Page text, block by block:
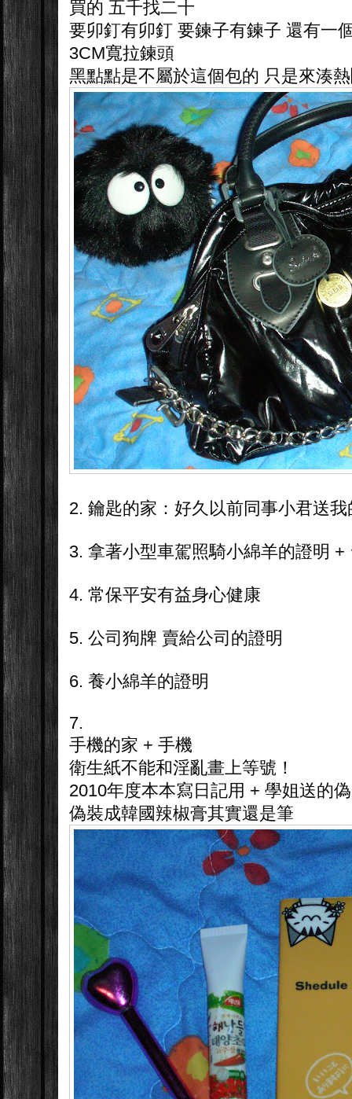
買的 五千找二十
要卯釘有卯釘 要鍊子有鍊子 還有一
3CM寬拉鍊頭
黑點點是不屬於這個包的 只是來湊
2. 鑰匙的家：好久以前同事小君送
3. 拿著小型車駕照騎小綿羊的證明
4. 常保平安有益身心健康
5. 公司狗牌 賣給公司的證明
6. 養小綿羊的證明
7.
手機的家 + 手機
衛生紙不能和淫亂畫上等號！
2010年度本本寫日記用 + 學姐送的
偽裝成韓國辣椒膏其實還是筆